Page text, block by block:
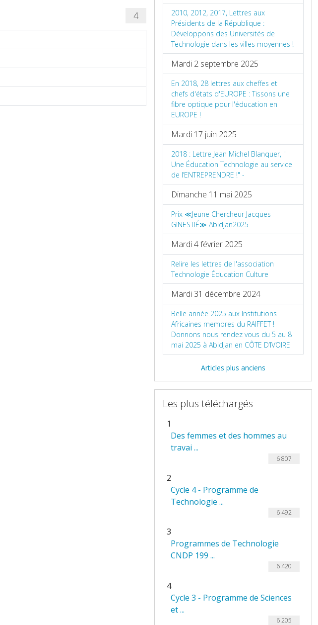
4
2010, 2012, 2017, Lettres aux
Présidents de la République :
Développons des Universités de
Technologie dans les villes moyennes !
Mardi 2 septembre 2025
En 2018, 28 lettres aux cheffes et
chefs d'états d'EUROPE : Tissons une
fibre optique pour l'éducation en
EUROPE !
Mardi 17 juin 2025
2018 : Lettre Jean Michel Blanquer, "
Une Éducation Technologie au service
de l’ENTREPRENDRE !" -
Dimanche 11 mai 2025
Prix ≪Jeune Chercheur Jacques
GINESTIÉ≫ Abidjan2025
Mardi 4 février 2025
Relire les lettres de l'association
Technologie Éducation Culture
Mardi 31 décembre 2024
Belle année 2025 aux Institutions
Africaines membres du RAIFFET !
Donnons nous rendez vous du 5 au 8
mai 2025 à Abidjan en CÔTE D’IVOIRE
Articles plus anciens
Les plus téléchargés
1
Des femmes et des hommes au
travai ...
6 807
2
Cycle 4 - Programme de
Technologie ...
6 492
3
Programmes de Technologie
CNDP 199 ...
6 420
4
Cycle 3 - Programme de Sciences
et ...
6 205